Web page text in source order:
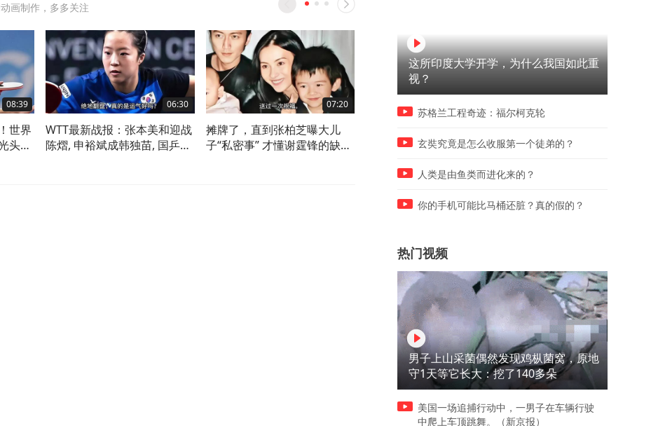
画制作，多多关注
08:39
世界
头，
06:30
WTT最新战报：张本美和迎战
陈熠, 申裕斌成韩独苗, 国乒小
07:20
摊牌了，直到张柏芝曝大儿
子“私密事” 才懂谢霆锋的缺席
曝内娱猛料，刘德华、郭富城
现状曝光，原来她和赵丽颖
这所印度大学开学，为什么我国如此重
视？
苏格兰工程奇迹：福尔柯克轮
玄奘究竟是怎么收服第一个徒弟的？
人类是由鱼类而进化来的？
你的手机可能比马桶还脏？真的假的？
热门视频
男子上山采菌偶然发现鸡枞菌窝，原地
守1天等它长大：挖了140多朵
美国一场追捕行动中，一男子在车辆行驶
中爬上车顶跳舞。（新京报）